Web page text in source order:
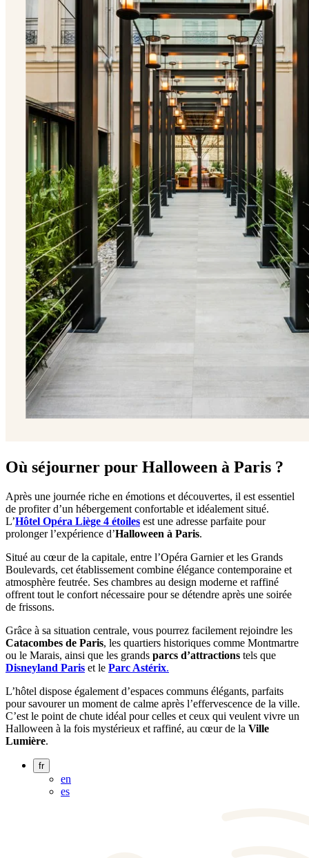
Où séjourner pour Halloween à Paris ?
Après une journée riche en émotions et découvertes, il est essentiel
de profiter d’un hébergement confortable et idéalement situé.
L’Hôtel Opéra Liège 4 étoiles est une adresse parfaite pour
prolonger l’expérience d’Halloween à Paris.
Situé au cœur de la capitale, entre l’Opéra Garnier et les Grands
Boulevards, cet établissement combine élégance contemporaine et
atmosphère feutrée. Ses chambres au design moderne et raffiné
offrent tout le confort nécessaire pour se détendre après une soirée
de frissons.
Grâce à sa situation centrale, vous pourrez facilement rejoindre les
Catacombes de Paris, les quartiers historiques comme Montmartre
ou le Marais, ainsi que les grands parcs d’attractions tels que
Disneyland Paris et le Parc Astérix.
L’hôtel dispose également d’espaces communs élégants, parfaits
pour savourer un moment de calme après l’effervescence de la ville.
C’est le point de chute idéal pour celles et ceux qui veulent vivre un
Halloween à la fois mystérieux et raffiné, au cœur de la Ville
Lumière.
fr
en
es